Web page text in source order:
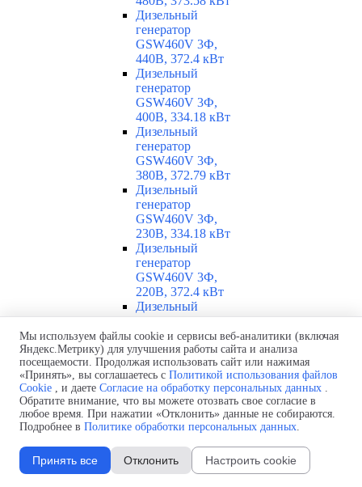
Дизельный
генератор
GSW460V 3Ф,
440В, 372.4 кВт
Дизельный
генератор
GSW460V 3Ф,
400В, 334.18 кВт
Дизельный
генератор
GSW460V 3Ф,
380В, 372.79 кВт
Дизельный
генератор
GSW460V 3Ф,
230В, 334.18 кВт
Дизельный
генератор
GSW460V 3Ф,
220В, 372.4 кВт
Дизельный
генератор
GSW460V 3Ф,
208В, 370.44 кВт
Дизельный
генератор GSW460I
3Ф, 400В, 327.67
кВт
Дизельный
GSW455V 3Ф,
400В, 335.12 кВт
Мы используем файлы cookie и сервисы веб-аналитики (включая
Яндекс.Метрику) для улучшения работы сайта и анализа
посещаемости. Продолжая использовать сайт или нажимая
«Принять», вы соглашаетесь с Политикой использования файлов
Cookie , и даете Согласие на обработку персональных данных .
Обратите внимание, что вы можете отозвать свое согласие в
любое время. При нажатии «Отклонить» данные не собираются.
Подробнее в Политике обработки персональных данных.
Принять все Отклонить Настроить cookie